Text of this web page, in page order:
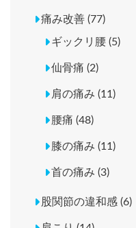
痛み改善 (77)
ギックリ腰 (5)
仙骨痛 (2)
肩の痛み (11)
腰痛 (48)
膝の痛み (11)
首の痛み (3)
股関節の違和感 (6)